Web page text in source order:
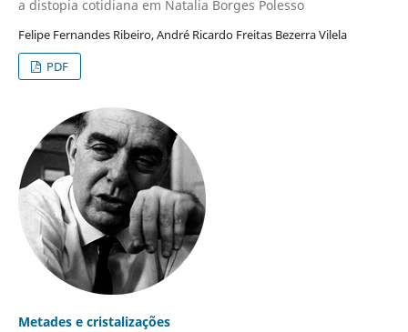
a distopia cotidiana em Natalia Borges Polesso
Felipe Fernandes Ribeiro, André Ricardo Freitas Bezerra Vilela
PDF
Metades e cristalizações